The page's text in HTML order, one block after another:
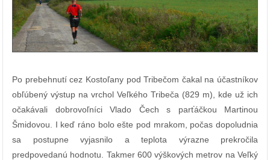
Po prebehnutí cez Kostoľany pod Tribečom čakal na účastníkov
obľúbený výstup na vrchol Veľkého Tribeča (829 m), kde už ich
očakávali dobrovoľníci Vlado Čech s parťáčkou Martinou
Šmidovou. I keď ráno bolo ešte pod mrakom, počas dopoludnia
sa postupne vyjasnilo a teplota výrazne prekročila
predpovedanú hodnotu. Takmer 600 výškových metrov na Veľký